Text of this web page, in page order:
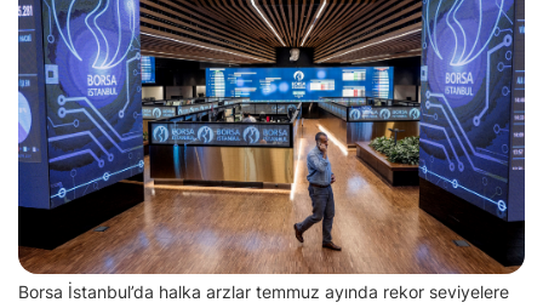
Borsa İstanbul’da halka arzlar temmuz ayında rekor seviyelere